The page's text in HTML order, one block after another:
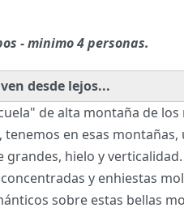
- minimo 4 personas.
desde lejos...
de alta montaña de
en esas
hielo y
y enhiestas
sobre estas bellas